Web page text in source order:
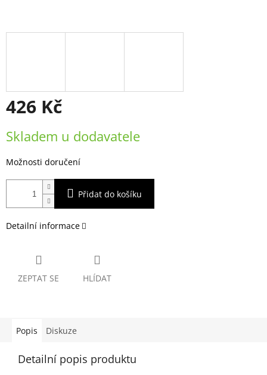
426 Kč
cena:
Skladem u dodavatele
Možnosti doručení
Přidat do košíku
Detailní informace
ZEPTAT SE HLÍDAT
Popis Diskuze
Detailní popis produktu